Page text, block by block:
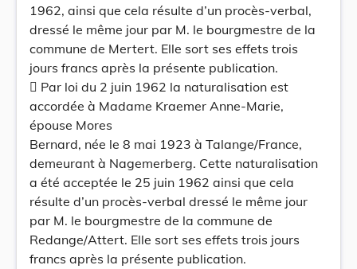
1962, ainsi que cela résulte d’un procès-verbal,
dressé le même jour par M. le bourgmestre de la
commune de Mertert. Elle sort ses effets trois
jours francs après la présente publication.
 Par loi du 2 juin 1962 la naturalisation est
accordée à Madame Kraemer Anne-Marie,
épouse Mores
Bernard, née le 8 mai 1923 à Talange/France,
demeurant à Nagemerberg. Cette naturalisation
a été acceptée le 25 juin 1962 ainsi que cela
résulte d’un procès-verbal dressé le même jour
par M. le bourgmestre de la commune de
Redange/Attert. Elle sort ses effets trois jours
francs après la présente publication.